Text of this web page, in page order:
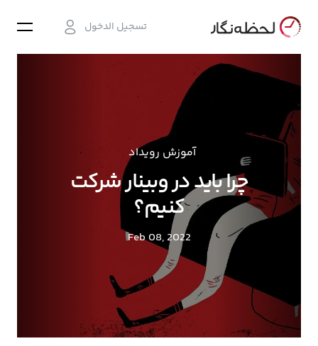
تسجيل الدخول
آموزش رویداد
چرا باید در وبینار شرکت
کنیم؟
Feb 08, 2022